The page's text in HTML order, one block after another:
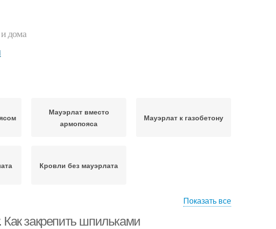
дома
Мауэрлат вместо
армопояса
Мауэрлат к газобетону
Кровли без мауэрлата
Показать все
Как закрепить шпильками